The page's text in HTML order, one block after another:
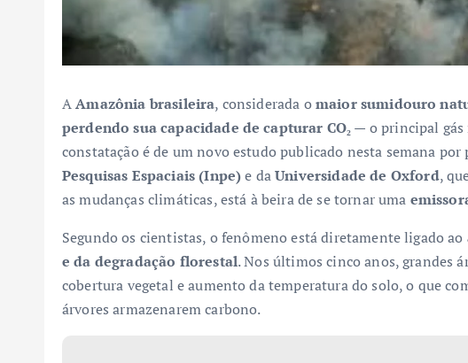
AAmazônia brasileira, considerada omaior sumidouro
perdendo sua capacidade de capturar CO₂— o principal gás
constatação é de um novo estudo publicado nesta semana
Pesquisas Espaciais (Inpe)e daUniversidade de Oxford,
as mudanças climáticas, está à beira de se tornar uma
Segundo os cientistas, o fenômeno está diretamente ligado ao
e da degradação florestal. Nos últimos cinco anos, grandes
cobertura vegetal e aumento da temperatura do solo, o que
árvores armazenarem carbono.